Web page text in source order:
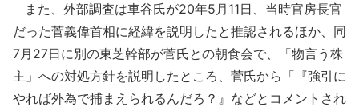
また、外部調査は車谷氏が20年5月11日、当時官房長官
だった菅義偉首相に経緯を説明したと推認されるほか、同
7月27日に別の東芝幹部が菅氏との朝食会で、「物言う株
主」への対処方針を説明したところ、菅氏から「『強引に
やれば外為で捕まえられるんだろ？』などとコメントされ